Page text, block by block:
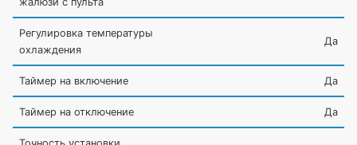
Регулировка температуры
охлаждения
Да
Таймер на включение Да
Таймер на отключение Да